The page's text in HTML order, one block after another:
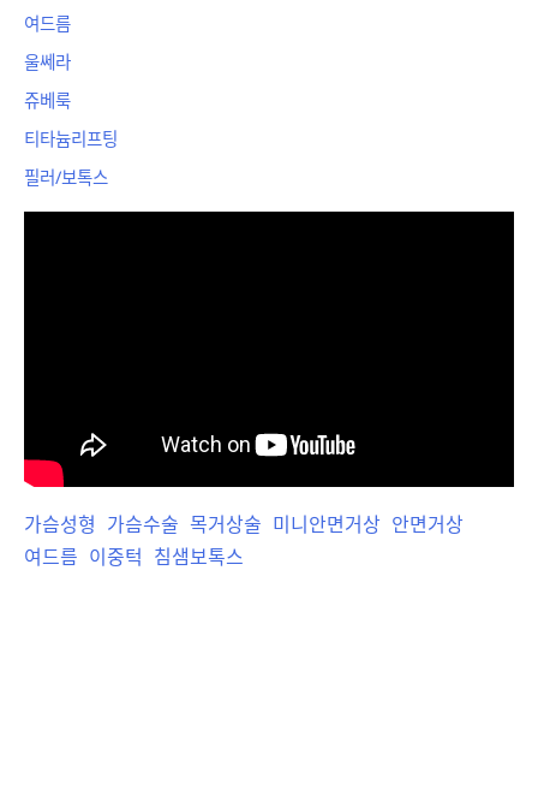
여드름
울쎄라
쥬베룩
티타늄리프팅
필러/보톡스
가슴성형 가슴수술 목거상술 미니안면거상 안면거상
여드름 이중턱 침샘보톡스